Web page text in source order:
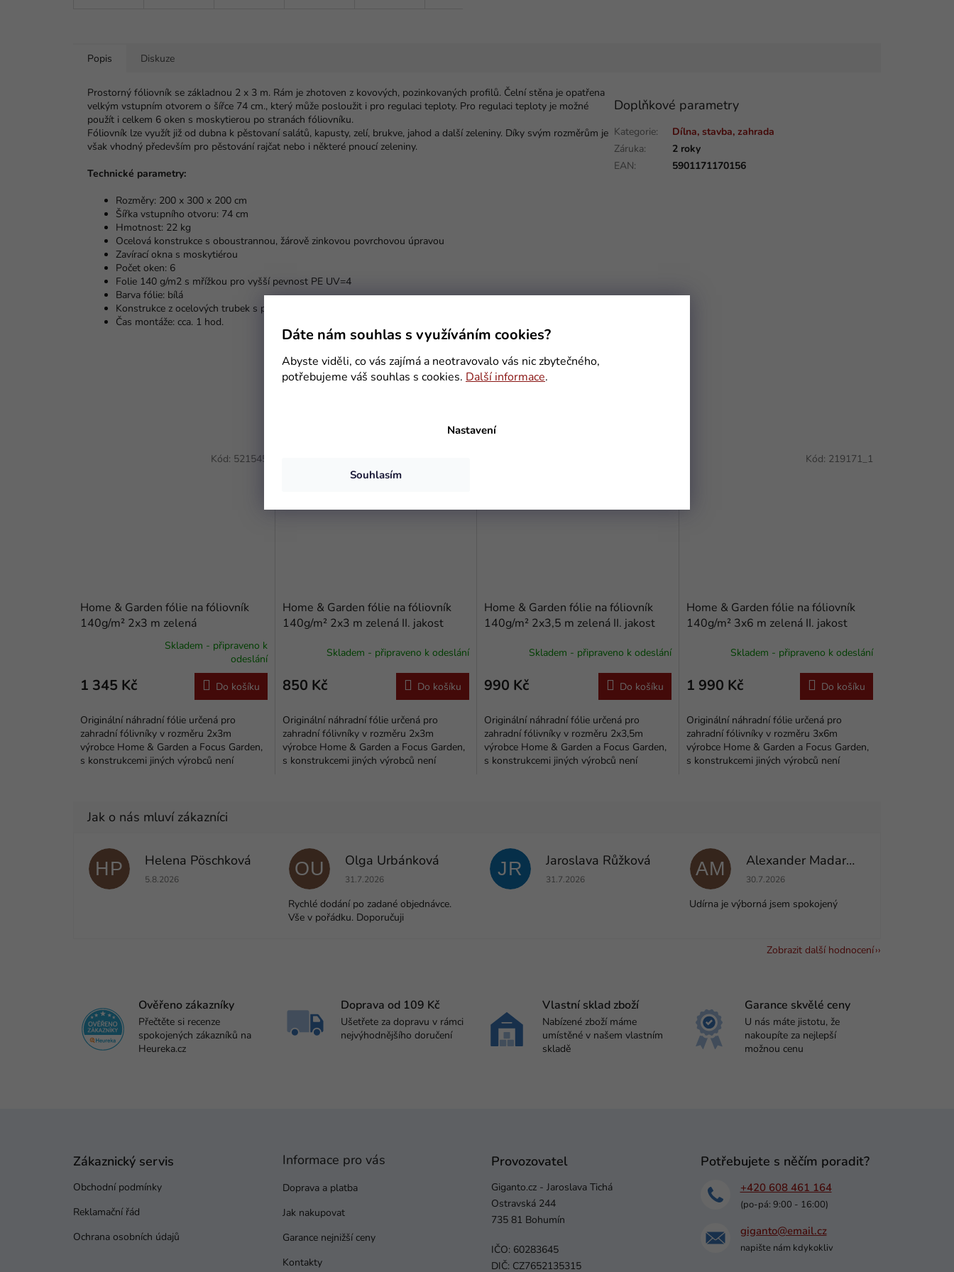
Dáte nám souhlas s využíváním cookies?
Abyste viděli, co vás zajímá a neotravovalo vás nic zbytečného,
potřebujeme váš souhlas s cookies. Další informace.
Nastavení
Souhlasím
Popis Diskuze
Prostorný fóliovník se základnou 2 x 3 m. Rám je zhotoven z kovových, pozinkovaných profilů. Čelní stěna je opatřena
velkým vstupním otvorem o šířce 74 cm., který může posloužit i pro regulaci teploty. Pro regulaci teploty je možné
použít i celkem 6 oken s moskytierou po stranách fóliovníku.
Fóliovník lze využít již od dubna k pěstovaní salátů, kapusty, zelí, brukve, jahod a další zeleniny. Díky svým rozměrům je
však vhodný především pro pěstování rajčat nebo i některé pnoucí zeleniny.
Technické parametry:
Rozměry: 200 x 300 x 200 cm
Šířka vstupního otvoru: 74 cm
Hmotnost: 22 kg
Ocelová konstrukce s oboustrannou, žárově zinkovou povrchovou úpravou
Zavírací okna s moskytiérou
Počet oken: 6
Folie 140 g/m2 s mřížkou pro vyšší pevnost PE UV=4
Barva fólie: bílá
Konstrukce z ocelových trubek s pozinkovanou úpravou o Ø 25 mm a tloušťkou stěny 0,7-0,9 mm
Čas montáže: cca. 1 hod.
Doplňkové parametry
Kategorie:
Dílna, stavba, zahrada
Záruka:
2 roky
EAN: 5901171170156
Home & Garden fólie na fóliovník
140g/m² 2x3 m zelená
produktu
z
5
hvězdiček.
Skladem - připraveno k
odeslání
1 345 Kč Do košíku
Originální náhradní fólie určená pro
zahradní fólivníky v rozměru 2x3m
výrobce Home & Garden a Focus Garden,
s konstrukcemi jiných výrobců není
Kód: 521545
Home & Garden fólie na fóliovník
140g/m² 2x3 m zelená II. jakost
Skladem - připraveno k odeslání
850 Kč Do košíku
Originální náhradní fólie určená pro
zahradní fólivníky v rozměru 2x3m
výrobce Home & Garden a Focus Garden,
s konstrukcemi jiných výrobců není
Home & Garden fólie na fóliovník
140g/m² 2x3,5 m zelená II. jakost
Skladem - připraveno k odeslání
990 Kč Do košíku
Originální náhradní fólie určená pro
zahradní fólivníky v rozměru 2x3,5m
výrobce Home & Garden a Focus Garden,
s konstrukcemi jiných výrobců není
Home & Garden fólie na fóliovník
140g/m² 3x6 m zelená II. jakost
Skladem - připraveno k odeslání
1 990 Kč Do košíku
Originální náhradní fólie určená pro
zahradní fólivníky v rozměru 3x6m
výrobce Home & Garden a Focus Garden,
s konstrukcemi jiných výrobců není
Kód: 219171_1
HP Helena Pöschková
Hodnocení obchodu je 5 z 5 hvězdiček.
5.8.2026 OU Olga Urbánková
Hodnocení obchodu je 5 z 5 hvězdiček.
31.7.2026
Rychlé dodání po zadané objednávce.
Vše v pořádku. Doporučuji
JR Jaroslava Růžková
Hodnocení obchodu je 5 z 5 hvězdiček.
31.7.2026 AM Alexander Madarás
Hodnocení obchodu je 5 z 5 hvězdiček.
30.7.2026
Udírna je výborná jsem spokojený
Zobrazit další hodnocení
Ověřeno zákazníky
Přečtěte si recenze
spokojených zákazníků na
Heureka.cz
Doprava od 109 Kč
Ušetřete za dopravu v rámci
nejvýhodnějšího doručení
Vlastní sklad zboží
Nabízené zboží máme
umístěné v našem vlastním
skladě
Garance skvělé ceny
U nás máte jistotu, že
nakoupíte za nejlepší
možnou cenu
Zákaznický servis
Obchodní podmínky
Reklamační řád
Ochrana osobních údajů
Informace pro vás
Doprava a platba
Jak nakupovat
Garance nejnižší ceny
Kontakty
Provozovatel
Giganto.cz - Jaroslava Tichá
Ostravská 244
735 81 Bohumín
IČO: 60283645
DIČ: CZ7652135315
Potřebujete s něčím poradit?
+420 608 461 164
(po-pá: 9:00 - 16:00)
giganto@email.cz
napište nám kdykokliv